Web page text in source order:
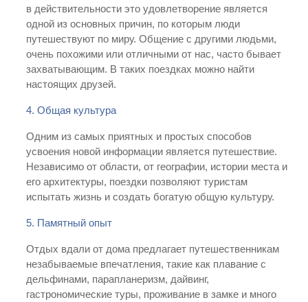
в действительности это удовлетворение является
одной из основных причин, по которым люди
путешествуют по миру. Общение с другими людьми,
очень похожими или отличными от нас, часто бывает
захватывающим. В таких поездках можно найти
настоящих друзей.
4. Общая культура
Одним из самых приятных и простых способов
усвоения новой информации является путешествие.
Независимо от области, от географии, истории места и
его архитектуры, поездки позволяют туристам
испытать жизнь и создать богатую общую культуру.
5. Памятный опыт
Отдых вдали от дома предлагает путешественникам
незабываемые впечатления, такие как плавание с
дельфинами, парапланеризм, дайвинг,
гастрономические туры, проживание в замке и много